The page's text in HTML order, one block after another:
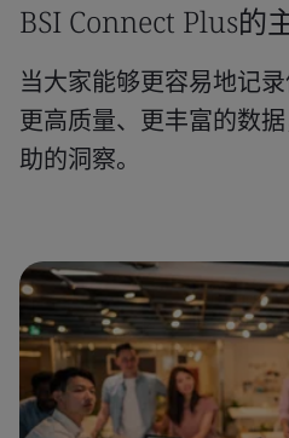
BSI Connect Plus的
当大家能够更容易地记
更高质量、更丰富的数
助的洞察。